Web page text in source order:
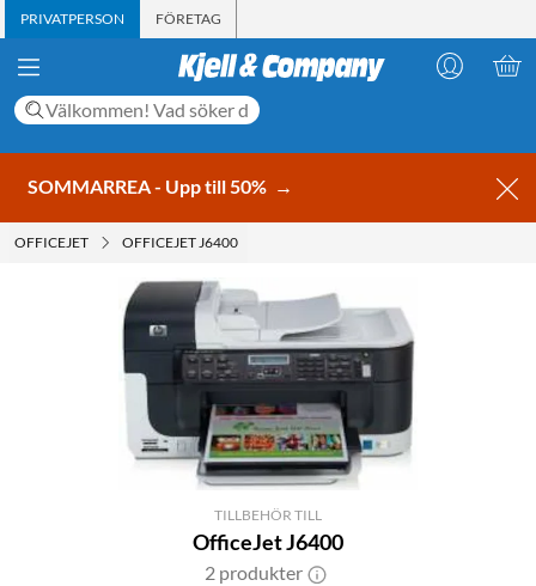
PRIVATPERSON FÖRETAG
SOMMARREA - Upp till 50% →
OFFICEJET OFFICEJET J6400
TILLBEHÖR TILL
OfficeJet J6400
2 produkter